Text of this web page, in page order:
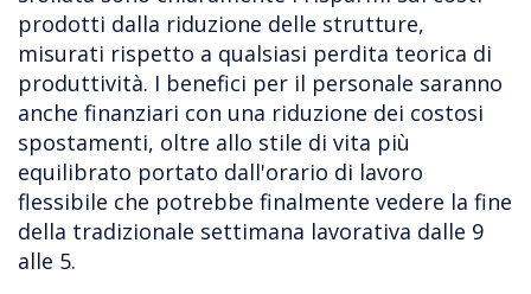
prodotti dalla riduzione delle strutture,
misurati rispetto a qualsiasi perdita teorica di
produttività. I benefici per il personale saranno
anche finanziari con una riduzione dei costosi
spostamenti, oltre allo stile di vita più
equilibrato portato dall'orario di lavoro
flessibile che potrebbe finalmente vedere la fine
della tradizionale settimana lavorativa dalle 9
alle 5.